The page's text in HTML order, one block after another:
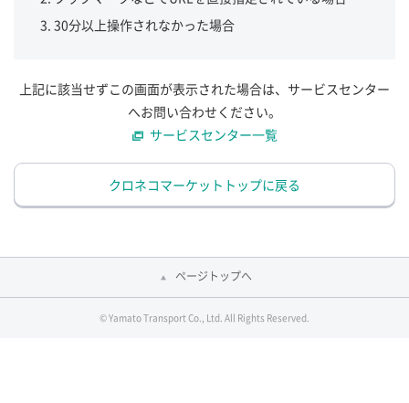
30分以上操作されなかった場合
上記に該当せずこの画面が表示された場合は、サービスセンター
へお問い合わせください。
サービスセンター一覧
クロネコマーケットトップに戻る
ページトップへ
© Yamato Transport Co., Ltd. All Rights Reserved.